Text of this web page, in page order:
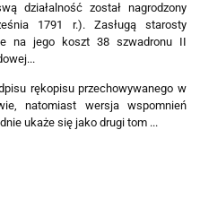
działalność został nagrodzony
1791 r.). Zasługą starosty
na jego koszt 38 szwadronu II
rękopisu przechowywanego w
natomiast wersja wspomnień
ukaże się jako drugi tom ...